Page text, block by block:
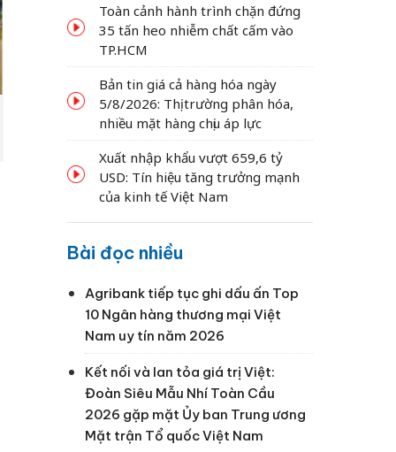
Toàn cảnh hành trình chặn đứng
35 tấn heo nhiễm chất cấm vào
TP.HCM
Bản tin giá cả hàng hóa ngày
5/8/2026: Thị trường phân hóa,
nhiều mặt hàng chịu áp lực
Xuất nhập khẩu vượt 659,6 tỷ
USD: Tín hiệu tăng trưởng mạnh
của kinh tế Việt Nam
Bài đọc nhiều
Agribank tiếp tục ghi dấu ấn Top
10 Ngân hàng thương mại Việt
Nam uy tín năm 2026
Kết nối và lan tỏa giá trị Việt:
Đoàn Siêu Mẫu Nhí Toàn Cầu
2026 gặp mặt Ủy ban Trung ương
Mặt trận Tổ quốc Việt Nam